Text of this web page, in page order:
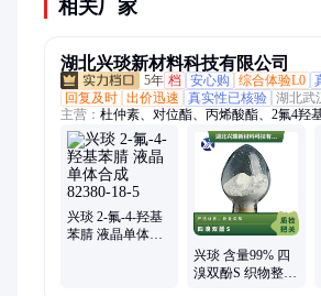
相关厂家
湖北兴琰新材料科技有限公司
5年 档 安心购 综合体验L0
回复及时 出价迅速 真实性已核验 湖北武
主营： 杜仲素、对位酯、丙烯酸酯、2氟4羟
脲、乙基麦芽酚、饲料添加剂、油酸基硬脂
兴琰 2-氟-4-羟基
苯腈 液晶单体合
兴琰 含量99% 四
溴双酚S 织物整理